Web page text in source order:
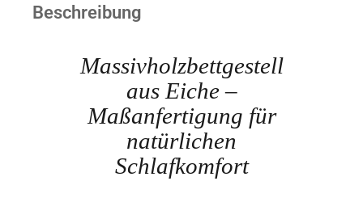
Beschreibung
Massivholzbettgestell
aus Eiche –
Maßanfertigung für
natürlichen
Schlafkomfort